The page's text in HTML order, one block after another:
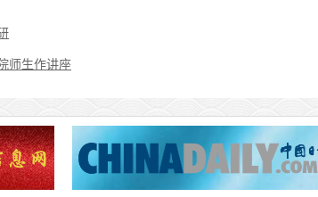
师生作讲座